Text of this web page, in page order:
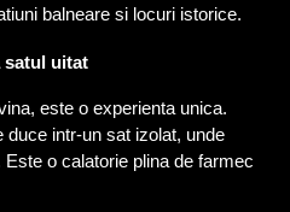
balneare si locuri istorice.
satul uitat
este o experienta unica.
duce intr-un sat izolat, unde
o calatorie plina de farmec